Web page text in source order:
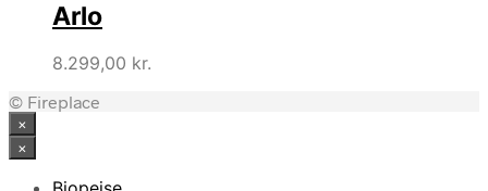
Arlo
8.299,00 kr.
© Fireplace
×
×